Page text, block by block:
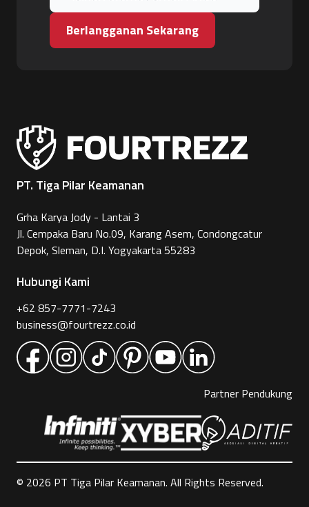
Berlangganan Sekarang
PT. Tiga Pilar Keamanan
Grha Karya Jody - Lantai 3
Jl. Cempaka Baru No.09, Karang Asem, Condongcatur
Depok, Sleman, D.I. Yogyakarta 55283
Hubungi Kami
+62 857-7771-7243
business@fourtrezz.co.id
Partner Pendukung
© 2026 PT Tiga Pilar Keamanan. All Rights Reserved.